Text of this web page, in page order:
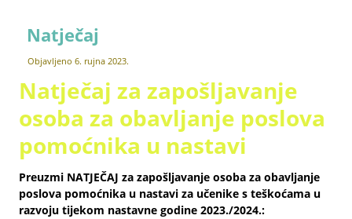
Natječaj
Objavljeno 6. rujna 2023.
Natječaj za zapošljavanje
osoba za obavljanje poslova
pomoćnika u nastavi
Preuzmi NATJEČAJ za zapošljavanje osoba za obavljanje
poslova pomoćnika u nastavi za učenike s teškoćama u
razvoju tijekom nastavne godine 2023./2024.: